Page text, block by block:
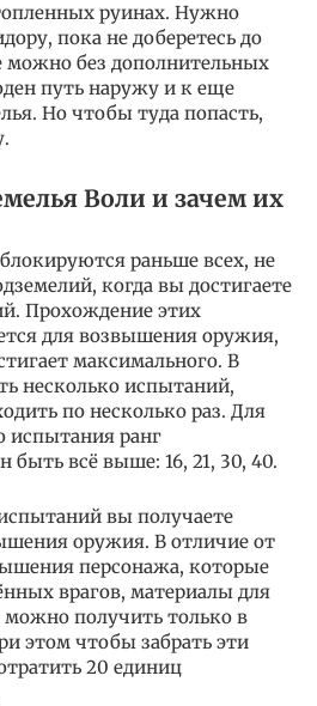
руинах. Нужно
пока не доберетесь до
можно без дополнительных
путь наружу и к еще
Но чтобы туда попасть,
Воли и зачем их
раньше всех, не
когда вы достигаете
Прохождение этих
для возвышения оружия,
максимального. В
несколько испытаний,
по несколько раз. Для
испытания ранг
всё выше: 16, 21, 30, 40.
вы получаете
оружия. В отличие от
персонажа, которые
врагов, материалы для
получить только в
этом чтобы забрать эти
20 единиц